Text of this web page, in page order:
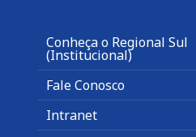
Conheça o Regional Sul
(Institucional)
Fale Conosco
Intranet